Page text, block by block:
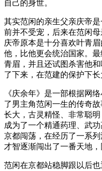
自己的身世。
其实范闲的亲生父亲庆帝
前并不受宠，后来在范闲
庆帝原本是十分喜欢叶青
他，比他更会统治国家。
青眉，并且还试图杀害他
了下来，在范建的保护下长
《庆余年》是一部根据网
了男主角范闲一生的传奇
长大，古灵精怪、非常聪
成为了一个精通药理、武
京都闯荡，在经历了一系
才智逐渐闯出了一番天地
范闲在京都站稳脚跟以后